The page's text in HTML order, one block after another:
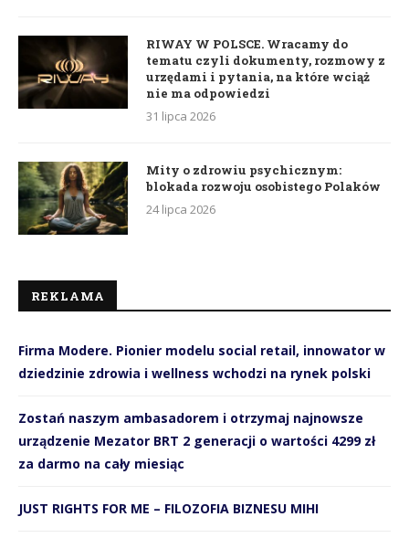
RIWAY W POLSCE. Wracamy do
tematu czyli dokumenty, rozmowy z
urzędami i pytania, na które wciąż
nie ma odpowiedzi
31 lipca 2026
Mity o zdrowiu psychicznym:
blokada rozwoju osobistego Polaków
24 lipca 2026
REKLAMA
Firma Modere. Pionier modelu social retail, innowator w
dziedzinie zdrowia i wellness wchodzi na rynek polski
Zostań naszym ambasadorem i otrzymaj najnowsze
urządzenie Mezator BRT 2 generacji o wartości 4299 zł
za darmo na cały miesiąc
JUST RIGHTS FOR ME – FILOZOFIA BIZNESU MIHI